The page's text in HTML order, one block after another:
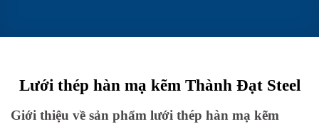
Lưới thép hàn mạ kẽm Thành Đạt Steel
Giới thiệu về sản phẩm lưới thép hàn mạ kẽm